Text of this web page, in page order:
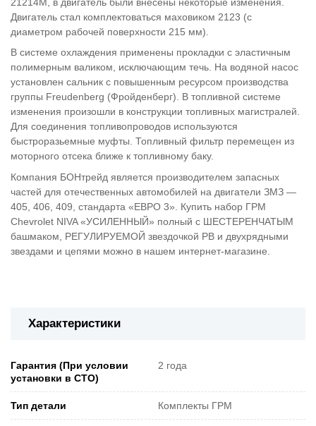
Двигатель стал комплектоваться маховиком 2123 (с
диаметром рабочей поверхности 215 мм).
В системе охлаждения применены прокладки с эластичным
полимерным валиком, исключающим течь. На водяной насос
установлен сальник с повышенным ресурсом производства
группы Freudenberg (Фройденберг). В топливной системе
изменения произошли в конструкции топливных магистралей.
Для соединения топливопроводов используются
быстроразьемные муфты. Топливный фильтр перемещен из
моторного отсека ближе к топливному баку.
Компания БОНтрейд является производителем запасных
частей для отечественных автомобилей на двигатели ЗМЗ —
405, 406, 409, стандарта «ЕВРО 3». Купить набор ГРМ
Chevrolet NIVA «УСИЛЕННЫЙ» полный с ШЕСТЕРЕНЧАТЫМ
башмаком, РЕГУЛИРУЕМОЙ звездочкой РВ и двухрядными
звездами и цепями можно в нашем интернет-магазине.
Характеристики
Гарантия (При условии
установки в СТО)
2 года
Тип детали Комплекты ГРМ